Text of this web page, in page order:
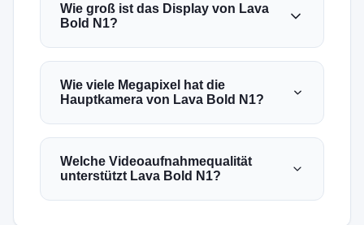
Wie groß ist das Display von Lava
Bold N1?
Wie viele Megapixel hat die
Hauptkamera von Lava Bold N1?
Welche Videoaufnahmequalität
unterstützt Lava Bold N1?